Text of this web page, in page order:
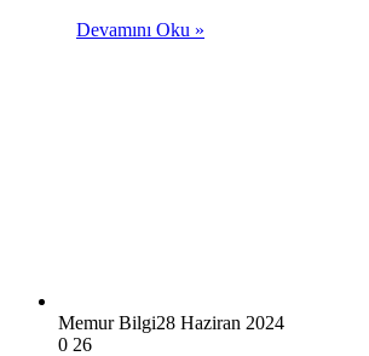
Devamını Oku »
Memur Bilgi28 Haziran 2024
0 26